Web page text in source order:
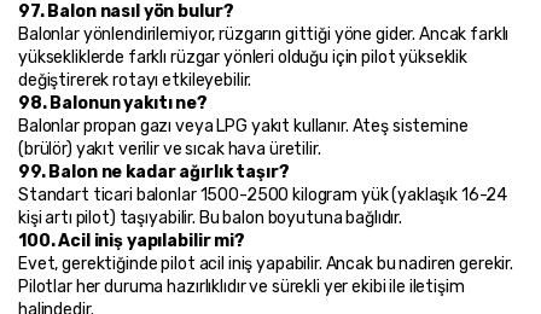
97. Balon nasıl yön bulur?
Balonlar yönlendirilemiyor, rüzgarın gittiği yöne gider. Ancak farklı
yüksekliklerde farklı rüzgar yönleri olduğu için pilot yükseklik
değiştirerek rotayı etkileyebilir.
98. Balonun yakıtı ne?
Balonlar propan gazı veya LPG yakıt kullanır. Ateş sistemine
(brülör) yakıt verilir ve sıcak hava üretilir.
99. Balon ne kadar ağırlık taşır?
Standart ticari balonlar 1500-2500 kilogram yük (yaklaşık 16-24
kişi artı pilot) taşıyabilir. Bu balon boyutuna bağlıdır.
100. Acil iniş yapılabilir mi?
Evet, gerektiğinde pilot acil iniş yapabilir. Ancak bu nadiren gerekir.
Pilotlar her duruma hazırlıklıdır ve sürekli yer ekibi ile iletişim
halindedir.